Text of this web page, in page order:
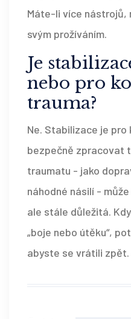
Máte-li více nástrojů,
svým prožíváním.
Je
nebo pro
trauma?
Ne. Stabilizace je pro
bezpečně zpracovat
traumatu - jako
náhodné násilí -
ale stále důležitá.
„boje nebo útěku“,
abyste se vrátili